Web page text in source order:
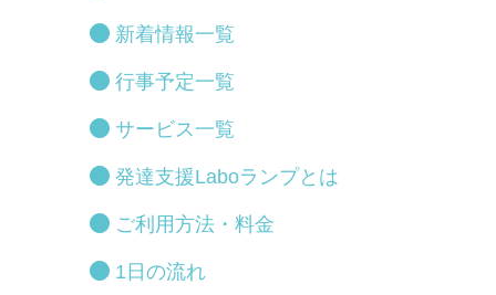
新着情報一覧
行事予定一覧
サービス一覧
発達支援Laboランプとは
ご利用方法・料金
1日の流れ